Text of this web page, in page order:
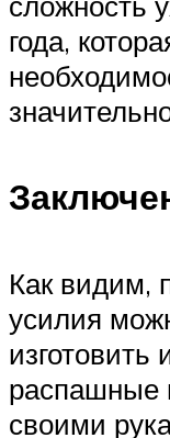
года,
Как видим,
усилия
изготовить
распашные
своими